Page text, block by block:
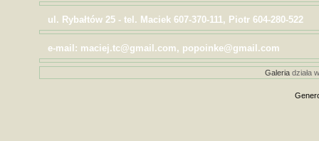
ul. Rybałtów 25 - tel. Maciek 607-370-111, Piotr 604-280-522
e-mail: maciej.tc@gmail.com, popoinke@gmail.com
Galeriadziała